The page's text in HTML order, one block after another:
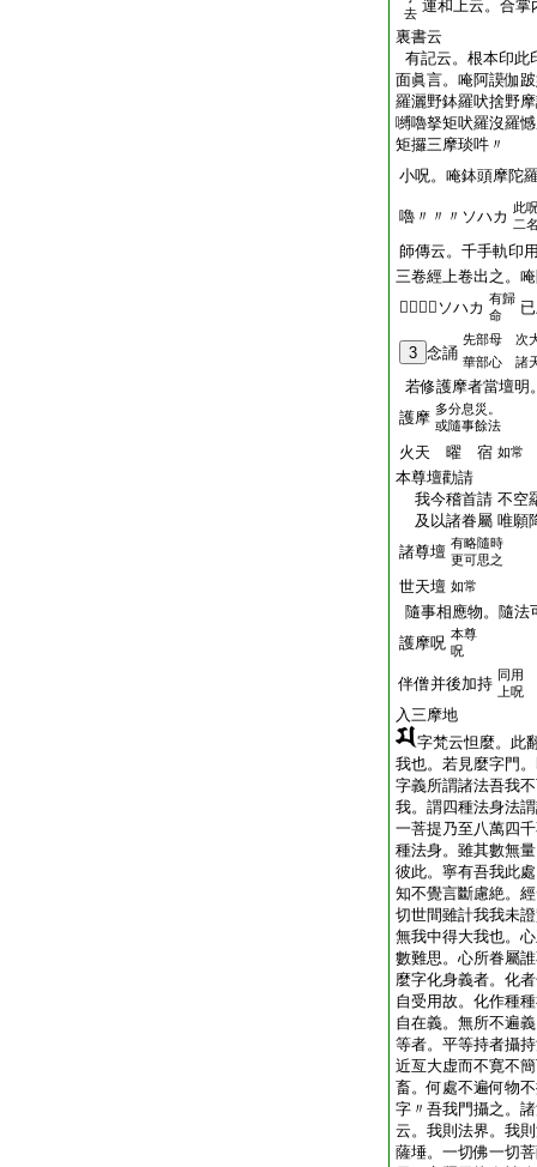
去 運和上云。合掌
裏書云
有記云。根本印此
面眞言。唵阿謨伽
羅灑野鉢羅吠捨野
嚩嚕拏矩吠羅沒羅
矩攞三摩琰吽〃
小呪。唵鉢頭摩陀
嚕〃〃〃ソハカ 此
二
師傳云。千手軌印
三卷經上卷出之。
𤙖〃泮吒ソハカ 有歸
命
3 念誦
先部母 次
華部心 諸
若修護摩者當壇明
護摩 多分息災。
或隨事餘法
火天 曜 宿 如常
本尊壇勸請
我今稽首請 不空
及以諸眷屬 唯願
諸尊壇 有略隨時
更可思之
世天壇 如常
隨事相應物。隨法
護摩呪 本尊
呪
伴僧并後加持 同用
上呪
入三摩地
字梵云怛麼。此
我也。若見麼字門
字義所謂諸法吾我
我。謂四種法身法
一菩提乃至八萬四
種法身。雖其數無
彼此。寧有吾我此
知不覺言斷慮絶。
切世間雖計我我未
無我中得大我也。
數難思。心所眷屬
麼字化身義者。化
自受用故。化作種
自在義。無所不遍
等者。平等持者攝
近亙大虚而不寛不
畜。何處不遍何物
字〃吾我門攝之。
云。我則法界。我
薩埵。一切佛一切